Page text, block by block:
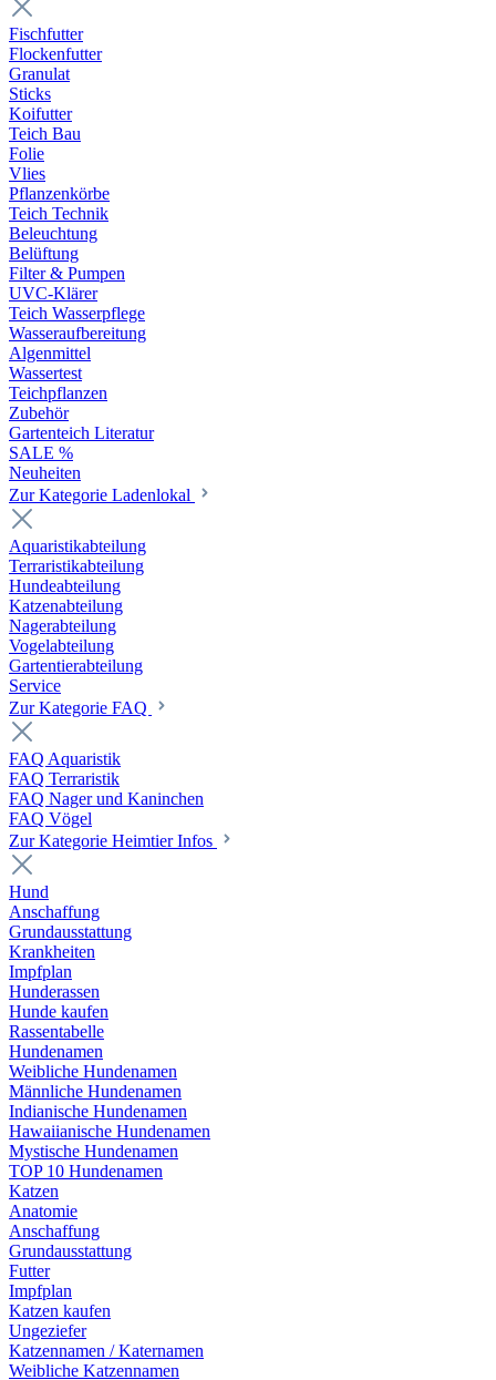
Fischfutter
Flockenfutter
Granulat
Sticks
Koifutter
Teich Bau
Folie
Vlies
Pflanzenkörbe
Teich Technik
Beleuchtung
Belüftung
Filter & Pumpen
UVC-Klärer
Teich Wasserpflege
Wasseraufbereitung
Algenmittel
Wassertest
Teichpflanzen
Zubehör
Gartenteich Literatur
SALE %
Neuheiten
Zur Kategorie Ladenlokal
Aquaristikabteilung
Terraristikabteilung
Hundeabteilung
Katzenabteilung
Nagerabteilung
Vogelabteilung
Gartentierabteilung
Service
Zur Kategorie FAQ
FAQ Aquaristik
FAQ Terraristik
FAQ Nager und Kaninchen
FAQ Vögel
Zur Kategorie Heimtier Infos
Hund
Anschaffung
Grundausstattung
Krankheiten
Impfplan
Hunderassen
Hunde kaufen
Rassentabelle
Hundenamen
Weibliche Hundenamen
Männliche Hundenamen
Indianische Hundenamen
Hawaiianische Hundenamen
Mystische Hundenamen
TOP 10 Hundenamen
Katzen
Anatomie
Anschaffung
Grundausstattung
Futter
Impfplan
Katzen kaufen
Ungeziefer
Katzennamen / Katernamen
Weibliche Katzennamen